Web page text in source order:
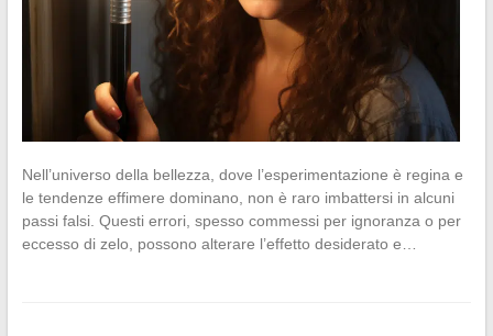
Nell’universo della bellezza, dove l’esperimentazione è regina e
le tendenze effimere dominano, non è raro imbattersi in alcuni
passi falsi. Questi errori, spesso commessi per ignoranza o per
eccesso di zelo, possono alterare l’effetto desiderato e…